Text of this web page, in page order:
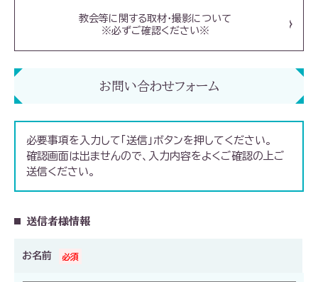
教会等に関する取材・撮影について
※必ずご確認ください※
お問い合わせフォーム
必要事項を入力して「送信」ボタンを押してください。
確認画面は出ませんので、入力内容をよくご確認の上ご
送信ください。
送信者様情報
お名前